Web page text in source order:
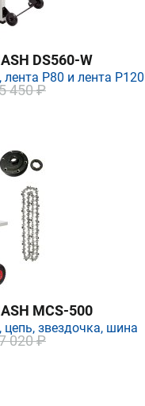
DS560-W
P80 и лента P120
450 ₽
MCS-500
цепь, звездочка, шина
020 ₽